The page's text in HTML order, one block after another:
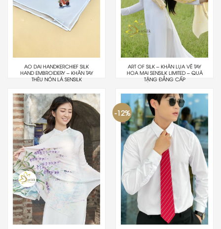
AO DAI HANDKERCHIEF SILK
HAND EMBROIDERY – KHĂN TAY
THÊU NÓN LÁ SENSILK
ART OF SILK – KHĂN LỤA VẼ TAY
HOA MAI SENSILK LIMITED – QUÀ
TẶNG ĐẲNG CẤP
-12%